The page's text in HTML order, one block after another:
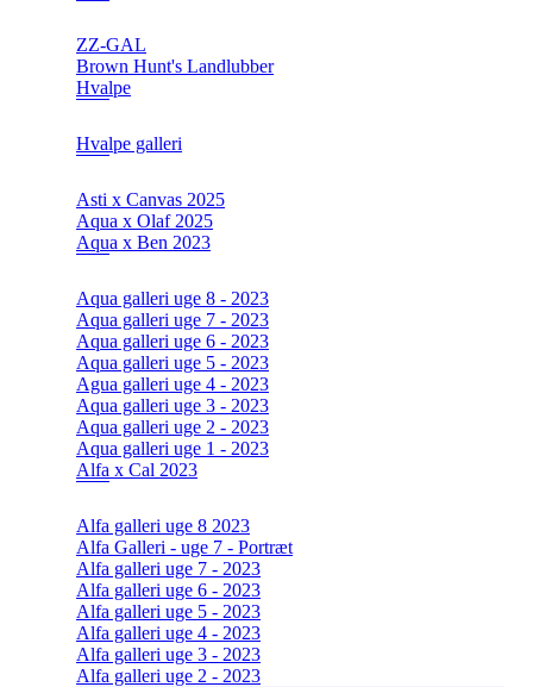
ZZ-GAL
Brown Hunt's Landlubber
Hvalpe
Hvalpe galleri
Asti x Canvas 2025
Aqua x Olaf 2025
Aqua x Ben 2023
Aqua galleri uge 8 - 2023
Aqua galleri uge 7 - 2023
Aqua galleri uge 6 - 2023
Aqua galleri uge 5 - 2023
Agua galleri uge 4 - 2023
Aqua galleri uge 3 - 2023
Aqua galleri uge 2 - 2023
Aqua galleri uge 1 - 2023
Alfa x Cal 2023
Alfa galleri uge 8 2023
Alfa Galleri - uge 7 - Portræt
Alfa galleri uge 7 - 2023
Alfa galleri uge 6 - 2023
Alfa galleri uge 5 - 2023
Alfa galleri uge 4 - 2023
Alfa galleri uge 3 - 2023
Alfa galleri uge 2 - 2023